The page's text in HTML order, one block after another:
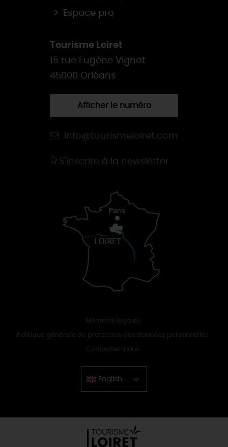
Espace pro
Tourisme Loiret
15 rue Eugène Vignat
45000 Orléans
Afficher le numéro
info@tourismeloiret.com
S'inscrire à la newsletter
Mentions légales
Politique générale de protection des données personnelles
Contactez-nous
English
Chinese